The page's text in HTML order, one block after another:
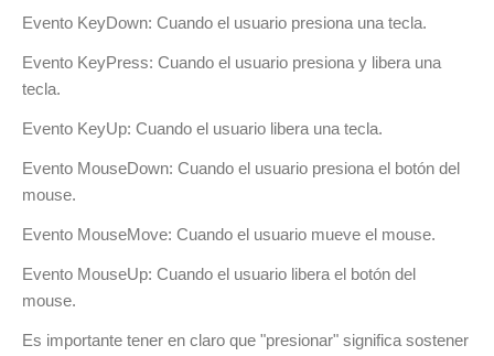
Evento KeyDown: Cuando el usuario presiona una tecla.
Evento KeyPress: Cuando el usuario presiona y libera una
tecla.
Evento KeyUp: Cuando el usuario libera una tecla.
Evento MouseDown: Cuando el usuario presiona el botón del
mouse.
Evento MouseMove: Cuando el usuario mueve el mouse.
Evento MouseUp: Cuando el usuario libera el botón del
mouse.
Es importante tener en claro que "presionar" significa sostener